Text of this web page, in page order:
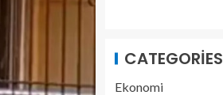
CATEGORIES
Ekonomi